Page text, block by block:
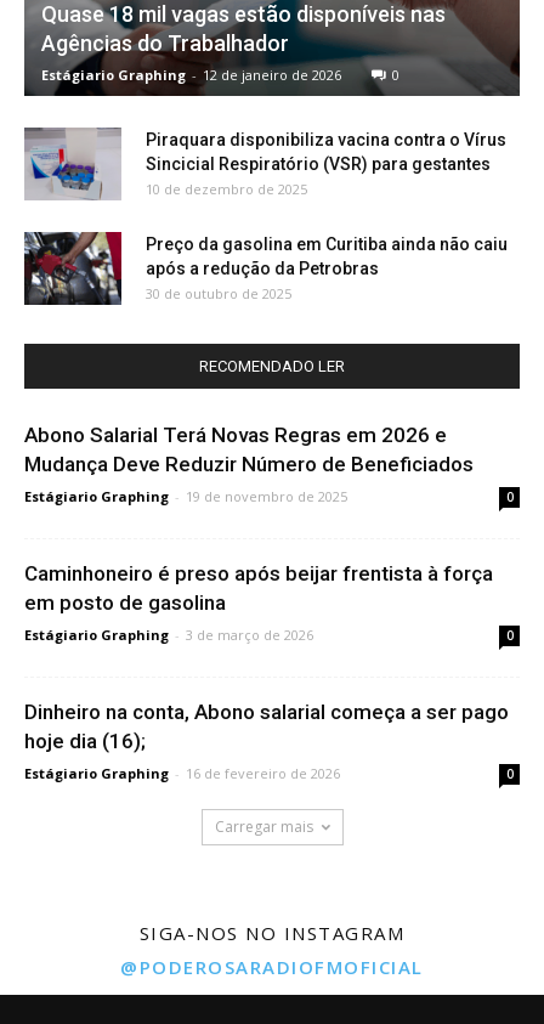
Quase 18 mil vagas estão disponíveis nas
Agências do Trabalhador
Estágiario Graphing - 12 de janeiro de 2026 0
Piraquara disponibiliza vacina contra o Vírus
Sincicial Respiratório (VSR) para gestantes
10 de dezembro de 2025
Preço da gasolina em Curitiba ainda não caiu
após a redução da Petrobras
30 de outubro de 2025
RECOMENDADO LER
Abono Salarial Terá Novas Regras em 2026 e
Mudança Deve Reduzir Número de Beneficiados
Estágiario Graphing - 19 de novembro de 2025 0
Caminhoneiro é preso após beijar frentista à força
em posto de gasolina
Estágiario Graphing - 3 de março de 2026 0
Dinheiro na conta, Abono salarial começa a ser pago
hoje dia (16);
Estágiario Graphing - 16 de fevereiro de 2026 0
Carregar mais
SIGA-NOS NO INSTAGRAM
@PODEROSARADIOFMOFICIAL